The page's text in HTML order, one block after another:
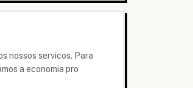
nossos servicos. Para
a economia pro